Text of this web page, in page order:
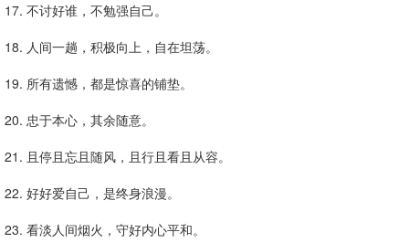
17. 不讨好谁，不勉强自己。
18. 人间一趟，积极向上，自在坦荡。
19. 所有遗憾，都是惊喜的铺垫。
20. 忠于本心，其余随意。
21. 且停且忘且随风，且行且看且从容。
22. 好好爱自己，是终身浪漫。
23. 看淡人间烟火，守好内心平和。